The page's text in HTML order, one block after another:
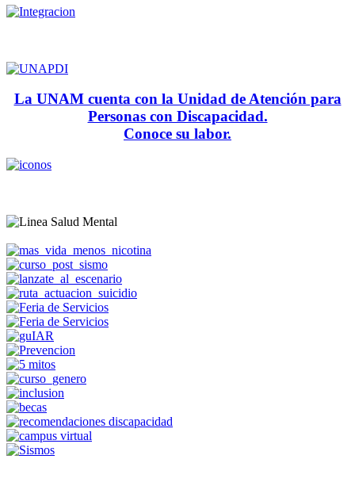
La UNAM cuenta con la Unidad de Atención para
Personas con Discapacidad.
Conoce su labor.